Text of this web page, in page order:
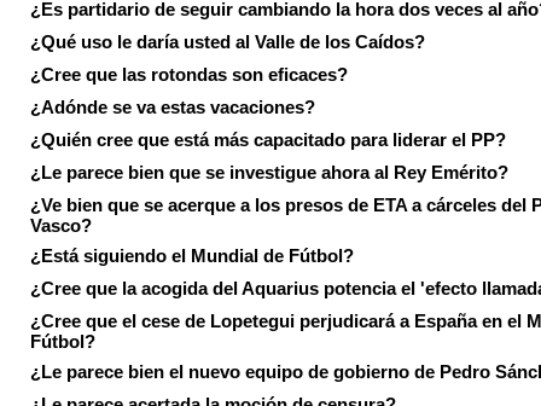
¿Es partidario de seguir cambiando la hora dos veces al
¿Qué uso le daría usted al Valle de los Caídos?
¿Cree que las rotondas son eficaces?
¿Adónde se va estas vacaciones?
¿Quién cree que está más capacitado para liderar el PP?
¿Le parece bien que se investigue ahora al Rey Emérito?
¿Ve bien que se acerque a los presos de ETA a cárceles del
Vasco?
¿Está siguiendo el Mundial de Fútbol?
¿Cree que la acogida del Aquarius potencia el 'efecto
¿Cree que el cese de Lopetegui perjudicará a España en el
Fútbol?
¿Le parece bien el nuevo equipo de gobierno de Pedro